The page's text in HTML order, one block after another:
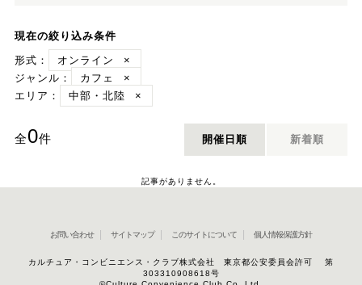
現在の絞り込み条件
形式：
オンライン
×
ジャンル：
カフェ
×
エリア：
中部・北陸 ×
全0件 開催日順 新着順
記事がありません。
お問い合わせ サイトマップ このサイトについて 個人情報保護方針
カルチュア・コンビニエンス・クラブ株式会社 東京都公安委員会許可 第
303310908618号